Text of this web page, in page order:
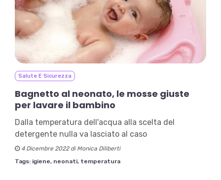
Salute E Sicurezza
Bagnetto al neonato, le mosse giuste
per lavare il bambino
Dalla temperatura dell'acqua alla scelta del
detergente nulla va lasciato al caso
4 Dicembre 2022 di Monica Diliberti
Tags: igiene, neonati, temperatura